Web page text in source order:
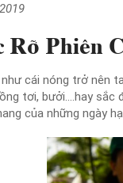
Rỡ Phiên
cái nóng trở nên
tơi, bưởi….hay sắc
của những ngày